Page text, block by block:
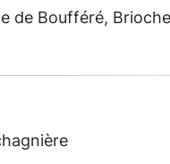
de Boufféré,